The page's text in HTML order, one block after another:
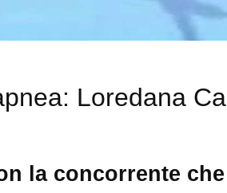
Loredana
la concorrente